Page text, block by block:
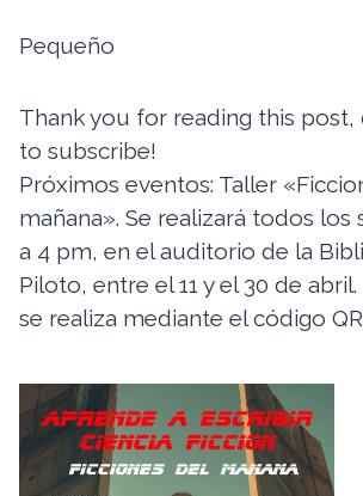
Pequeño
Thank you for reading this
to subscribe!
Próximos eventos: Taller
mañana». Se realizará todos los
a 4 pm, en el auditorio de la
Piloto, entre el 11 y el 30 de
se realiza mediante el código QR